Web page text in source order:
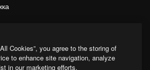
Cookies”, you agree to the storing of
to enhance site navigation, analyze
in our marketing efforts.